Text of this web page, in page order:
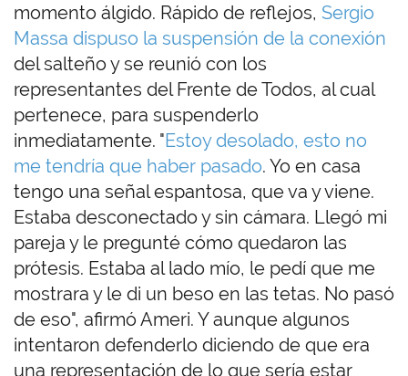
momento álgido. Rápido de reflejos, Sergio
Massa dispuso la suspensión de la conexión
del salteño y se reunió con los
representantes del Frente de Todos, al cual
pertenece, para suspenderlo
inmediatamente. "Estoy desolado, esto no
me tendría que haber pasado. Yo en casa
tengo una señal espantosa, que va y viene.
Estaba desconectado y sin cámara. Llegó mi
pareja y le pregunté cómo quedaron las
prótesis. Estaba al lado mío, le pedí que me
mostrara y le di un beso en las tetas. No pasó
de eso", afirmó Ameri. Y aunque algunos
intentaron defenderlo diciendo de que era
una representación de lo que sería estar